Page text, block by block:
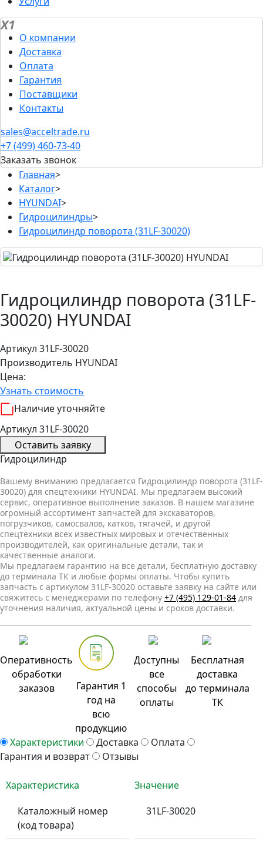
X1
О компании
Доставка
Оплата
Гарантия
Поставщики
Контакты
sales@acceltrade.ru
+7 (499) 460-73-40
Заказать звонок
Главная>
Каталог>
HYUNDAI>
Гидроцилиндры>
Гидроцилиндр поворота (31LF-30020)
Гидроцилиндр поворота (31LF-
30020) HYUNDAI
Артикул 31LF-30020
Производитель HYUNDAI
Цена:
Узнать стоимость
Наличие уточняйте
Артикул 31LF-30020
Оставить заявку
Гидроцилиндр
Вашему вниманию предлагается Гидроцилиндр поворота (31LF-
30020) для спецтехники HYUNDAI. Мы предлагаем высокий
сервис, оперативное выполнение заказов. В нашем магазине
огромный ассортимент запчастей для экскаваторов,
погрузчиков, самосвалов, катков, тягачей, и другой
спецтехники всех известных мировых и отечественных
производителей, как оригинальные детали, так и
качественные аналоги.
Мы предлагаем гарантию на все детали, бесплатную доставку
до терминала ТК и любые формы оплаты. Чтобы купить
запчасть с артикулом 31LF-30020 оставьте заявку на сайте или
свяжитесь с менеджерами по телефону +7 (495) 129-01-84 для
уточнения наличия, актуальной цены и сроков доставки.
Оперативность
обработки
заказов
Гарантия 1
год на
всю
продукцию
Доступны
все
способы
оплаты
Бесплатная
доставка
до терминала
ТК
Характеристики Доставка
Оплата
Гарантия и возврат
Отзывы
Характеристика
Значение
Каталожный номер
(код товара)
31LF-30020